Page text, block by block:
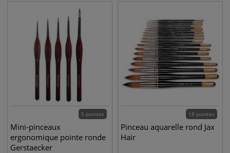
5 pointes
Mini-pinceaux
ergonomique pointe ronde
Gerstaecker
18 pointes
Pinceau aquarelle rond Jax
Hair